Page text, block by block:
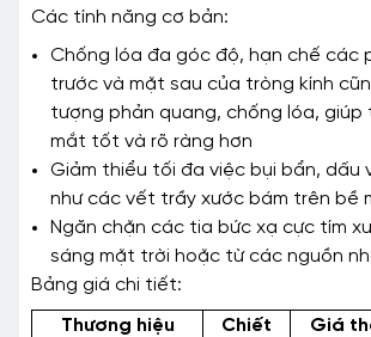
Các tính năng cơ bản:
Chống lóa đa góc độ, hạn chế các
trước và mặt sau của tròng kính
tượng phản quang, chống lóa, giúp
mắt tốt và rõ ràng hơn
Giảm thiểu tối đa việc bụi bẩn, dấu
như các vết trầy xước bám trên bề
Ngăn chặn các tia bức xạ cực tím
sáng mặt trời hoặc từ các nguồn
Bảng giá chi tiết:
Thương hiệu
Chiết
Giá